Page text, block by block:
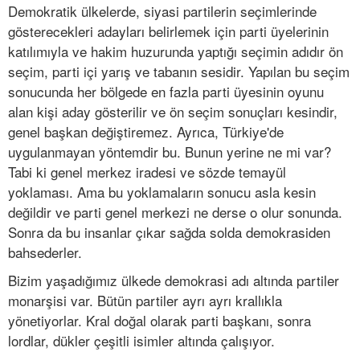
Demokratik ülkelerde, siyasi partilerin seçimlerinde
gösterecekleri adayları belirlemek için parti üyelerinin
katılımıyla ve hakim huzurunda yaptığı seçimin adıdır ön
seçim, parti içi yarış ve tabanın sesidir. Yapılan bu seçim
sonucunda her bölgede en fazla parti üyesinin oyunu
alan kişi aday gösterilir ve ön seçim sonuçları kesindir,
genel başkan değiştiremez. Ayrıca, Türkiye'de
uygulanmayan yöntemdir bu. Bunun yerine ne mi var?
Tabi ki genel merkez iradesi ve sözde temayül
yoklaması. Ama bu yoklamaların sonucu asla kesin
değildir ve parti genel merkezi ne derse o olur sonunda.
Sonra da bu insanlar çıkar sağda solda demokrasiden
bahsederler.
Bizim yaşadığımız ülkede demokrasi adı altında partiler
monarşisi var. Bütün partiler ayrı ayrı krallıkla
yönetiyorlar. Kral doğal olarak parti başkanı, sonra
lordlar, dükler çeşitli isimler altında çalışıyor.